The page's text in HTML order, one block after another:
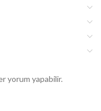
yorum yapabilir.